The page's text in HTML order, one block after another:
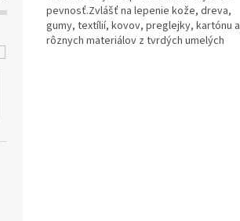
pevnosť.Zvlášť na lepenie kože, dreva,
gumy, textílií, kovov, preglejky, kartónu a
rôznych materiálov z tvrdých umelých